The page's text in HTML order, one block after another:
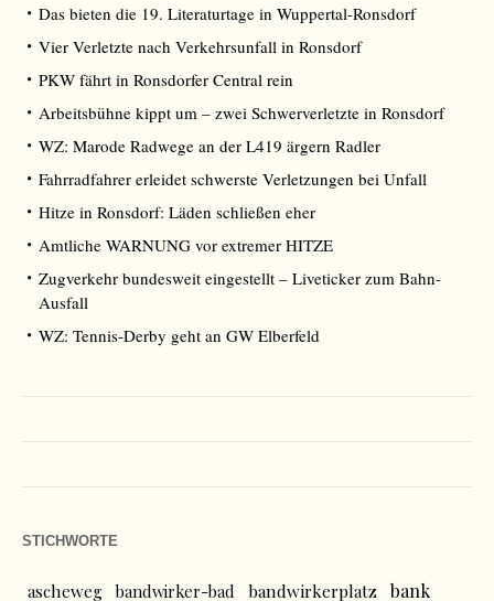
Das bieten die 19. Literaturtage in Wuppertal-Ronsdorf
Vier Verletzte nach Verkehrsunfall in Ronsdorf
PKW fährt in Ronsdorfer Central rein
Arbeitsbühne kippt um – zwei Schwerverletzte in Ronsdorf
WZ: Marode Radwege an der L419 ärgern Radler
Fahrradfahrer erleidet schwerste Verletzungen bei Unfall
Hitze in Ronsdorf: Läden schließen eher
Amtliche WARNUNG vor extremer HITZE
Zugverkehr bundesweit eingestellt – Liveticker zum Bahn-
Ausfall
WZ: Tennis-Derby geht an GW Elberfeld
STICHWORTE
ascheweg bandwirker-bad bandwirkerplatz bank